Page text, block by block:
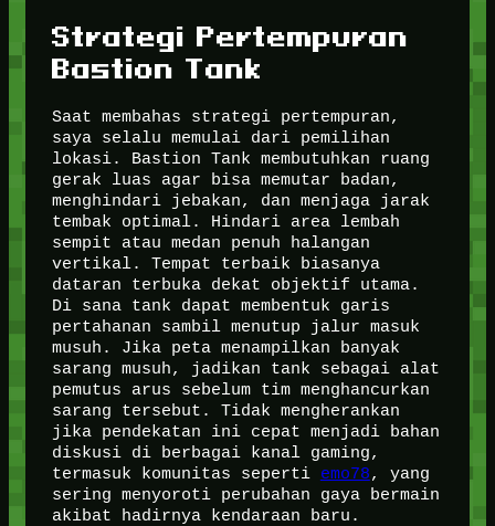
Strategi Pertempuran
Bastion Tank
Saat membahas strategi pertempuran,
saya selalu memulai dari pemilihan
lokasi. Bastion Tank membutuhkan ruang
gerak luas agar bisa memutar badan,
menghindari jebakan, dan menjaga jarak
tembak optimal. Hindari area lembah
sempit atau medan penuh halangan
vertikal. Tempat terbaik biasanya
dataran terbuka dekat objektif utama.
Di sana tank dapat membentuk garis
pertahanan sambil menutup jalur masuk
musuh. Jika peta menampilkan banyak
sarang musuh, jadikan tank sebagai alat
pemutus arus sebelum tim menghancurkan
sarang tersebut. Tidak mengherankan
jika pendekatan ini cepat menjadi bahan
diskusi di berbagai kanal gaming,
termasuk komunitas seperti emo78, yang
sering menyoroti perubahan gaya bermain
akibat hadirnya kendaraan baru.